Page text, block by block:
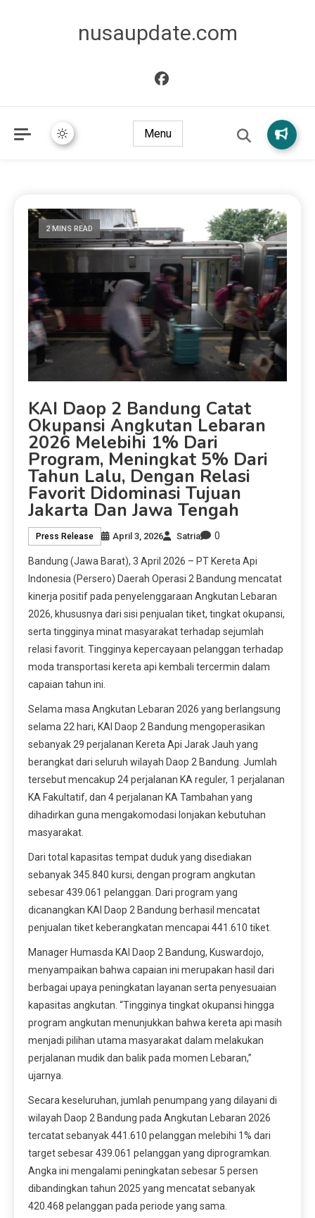
nusaupdate.com
Menu
2 MINS READ
KAI Daop 2 Bandung Catat
Okupansi Angkutan Lebaran
2026 Melebihi 1% Dari
Program, Meningkat 5% Dari
Tahun Lalu, Dengan Relasi
Favorit Didominasi Tujuan
Jakarta Dan Jawa Tengah
Press Release April 3, 2026 Satria 0
Bandung (Jawa Barat), 3 April 2026 – PT Kereta Api
Indonesia (Persero) Daerah Operasi 2 Bandung mencatat
kinerja positif pada penyelenggaraan Angkutan Lebaran
2026, khususnya dari sisi penjualan tiket, tingkat okupansi,
serta tingginya minat masyarakat terhadap sejumlah
relasi favorit. Tingginya kepercayaan pelanggan terhadap
moda transportasi kereta api kembali tercermin dalam
capaian tahun ini.
Selama masa Angkutan Lebaran 2026 yang berlangsung
selama 22 hari, KAI Daop 2 Bandung mengoperasikan
sebanyak 29 perjalanan Kereta Api Jarak Jauh yang
berangkat dari seluruh wilayah Daop 2 Bandung. Jumlah
tersebut mencakup 24 perjalanan KA reguler, 1 perjalanan
KA Fakultatif, dan 4 perjalanan KA Tambahan yang
dihadirkan guna mengakomodasi lonjakan kebutuhan
masyarakat.
Dari total kapasitas tempat duduk yang disediakan
sebanyak 345.840 kursi, dengan program angkutan
sebesar 439.061 pelanggan. Dari program yang
dicanangkan KAI Daop 2 Bandung berhasil mencatat
penjualan tiket keberangkatan mencapai 441.610 tiket.
Manager Humasda KAI Daop 2 Bandung, Kuswardojo,
menyampaikan bahwa capaian ini merupakan hasil dari
berbagai upaya peningkatan layanan serta penyesuaian
kapasitas angkutan. “Tingginya tingkat okupansi hingga
program angkutan menunjukkan bahwa kereta api masih
menjadi pilihan utama masyarakat dalam melakukan
perjalanan mudik dan balik pada momen Lebaran,”
ujarnya.
Secara keseluruhan, jumlah penumpang yang dilayani di
wilayah Daop 2 Bandung pada Angkutan Lebaran 2026
tercatat sebanyak 441.610 pelanggan melebihi 1% dari
target sebesar 439.061 pelanggan yang diprogramkan.
Angka ini mengalami peningkatan sebesar 5 persen
dibandingkan tahun 2025 yang mencatat sebanyak
420.468 pelanggan pada periode yang sama.